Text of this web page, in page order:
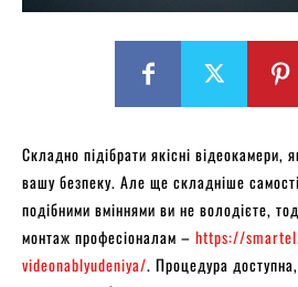
Складно підібрати якісні відеокамери,
вашу безпеку. Але ще складніше
подібними вміннями ви не володієте,
монтаж професіоналам – https://
videonablyudeniya/. Процедура